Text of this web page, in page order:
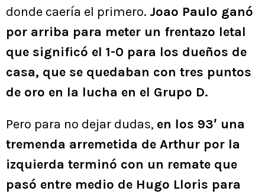
donde caería el primero. Joao Paulo ganó
por arriba para meter un frentazo letal
que significó el 1-0 para los dueños de
casa, que se quedaban con tres puntos
de oro en la lucha en el Grupo D.
Pero para no dejar dudas, en los 93′ una
tremenda arremetida de Arthur por la
izquierda terminó con un remate que
pasó entre medio de Hugo Lloris para